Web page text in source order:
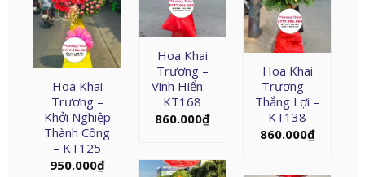
Hoa Khai
Trương –
Vinh Hiển –
KT168
860.000₫
Hoa Khai
Trương –
Thắng Lợi –
KT138
860.000₫
Hoa Khai
Trương –
Khởi Nghiệp
Thành Công
– KT125
950.000₫